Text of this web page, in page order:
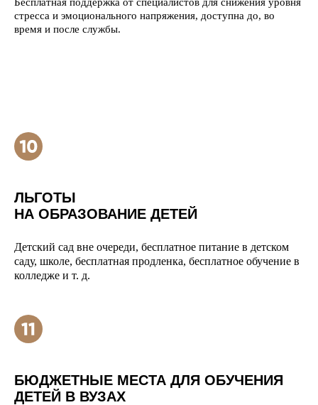
стресса и эмоционального напряжения, доступна до, во
время и после службы.
ЛЬГОТЫ
НА ОБРАЗОВАНИЕ ДЕТЕЙ
Детский сад вне очереди, бесплатное питание в детском
саду, школе, бесплатная продленка, бесплатное обучение в
колледже и т. д.
БЮДЖЕТНЫЕ МЕСТА ДЛЯ ОБУЧЕНИЯ
ДЕТЕЙ В ВУЗАХ